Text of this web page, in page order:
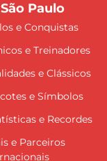
Paulo
e Conquistas
e Treinadores
e Clássicos
e Símbolos
e Recordes
e Parceiros